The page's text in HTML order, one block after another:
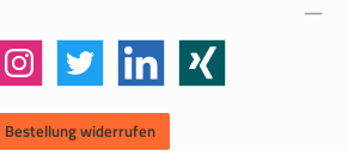
Instagram Twitter LinkedIn Xing
Bestellung widerrufen